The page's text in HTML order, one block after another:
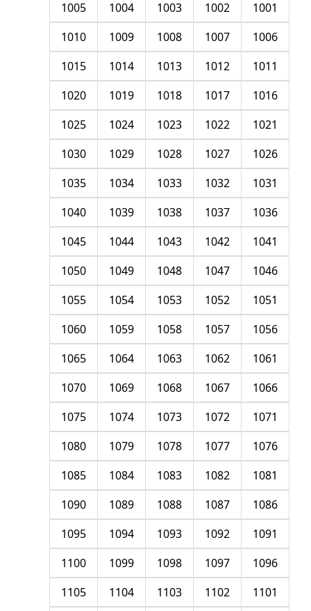
1001
1002
1003
1004
1005
1006
1007
1008
1009
1010
1011
1012
1013
1014
1015
1016
1017
1018
1019
1020
1021
1022
1023
1024
1025
1026
1027
1028
1029
1030
1031
1032
1033
1034
1035
1036
1037
1038
1039
1040
1041
1042
1043
1044
1045
1046
1047
1048
1049
1050
1051
1052
1053
1054
1055
1056
1057
1058
1059
1060
1061
1062
1063
1064
1065
1066
1067
1068
1069
1070
1071
1072
1073
1074
1075
1076
1077
1078
1079
1080
1081
1082
1083
1084
1085
1086
1087
1088
1089
1090
1091
1092
1093
1094
1095
1096
1097
1098
1099
1100
1101
1102
1103
1104
1105